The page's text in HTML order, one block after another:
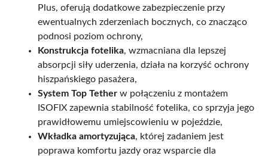
Plus, oferują dodatkowe zabezpieczenie przy
ewentualnych zderzeniach bocznych, co znacząco
podnosi poziom ochrony,
Konstrukcja fotelika, wzmacniana dla lepszej
absorpcji siły uderzenia, działa na korzyść ochrony
hiszpańskiego pasażera,
System Top Tether w połączeniu z montażem
ISOFIX zapewnia stabilność fotelika, co sprzyja jego
prawidłowemu umiejscowieniu w pojeździe,
Wkładka amortyzująca, której zadaniem jest
poprawa komfortu jazdy oraz wsparcie dla